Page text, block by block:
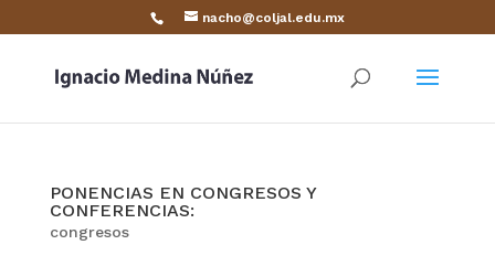
nacho@coljal.edu.mx
PONENCIAS EN CONGRESOS Y
CONFERENCIAS:
congresos